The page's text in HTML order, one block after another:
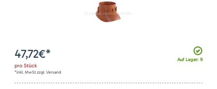
Auf Lager: 9
47,72€*
pro Stück
*inkl. MwSt zzgl. Versand